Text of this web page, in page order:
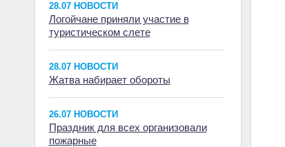
28.07 НОВОСТИ
Логойчане приняли участие в
туристическом слете
28.07 НОВОСТИ
Жатва набирает обороты
26.07 НОВОСТИ
Праздник для всех организовали
пожарные